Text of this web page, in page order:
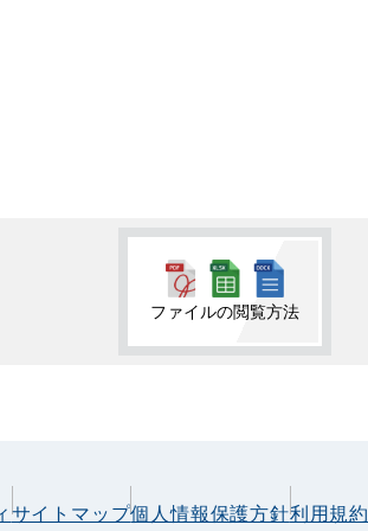
ファイルの閲覧方法
サイトマップ個人情報保護方針利用規約